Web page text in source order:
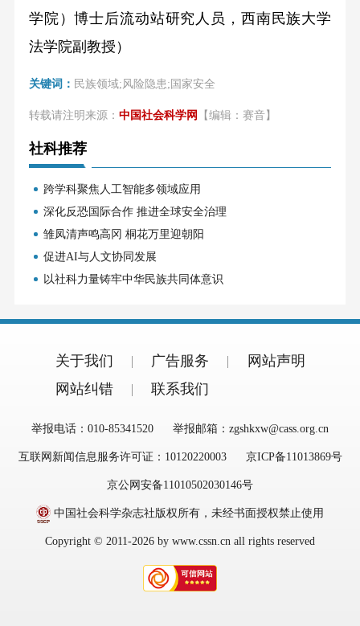
学院）博士后流动站研究人员，西南民族大学
法学院副教授）
关键词： 民族领域;风险隐患;国家安全
转载请注明来源： 中国社会科学网 【编辑：赛音】
社科推荐
跨学科聚焦人工智能多领域应用
深化反恐国际合作 推进全球安全治理
雏凤清声鸣高冈 桐花万里迎朝阳
促进AI与人文协同发展
以社科力量铸牢中华民族共同体意识
关于我们 广告服务
网站声明
网站纠错
联系我们
举报电话：010-85341520 举报邮箱：zgshkxw@cass.org.cn
互联网新闻信息服务许可证：10120220003 京ICP备11013869号
京公网安备11010502030146号
中国社会科学杂志社版权所有，未经书面授权禁止使用
Copyright © 2011-2026 by www.cssn.cn all rights reserved